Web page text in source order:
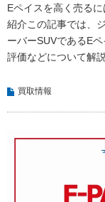
Eペイスを高く売る
紹介この記事では、
ーバーSUVであるE
評価などについて解
買取情報